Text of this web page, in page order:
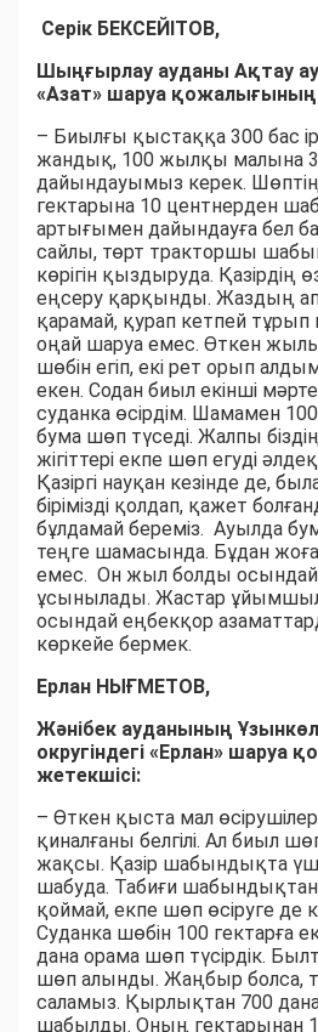
Серік БЕКСЕЙІТОВ,
Шыңғырлау ауданы Ақтау
«Азат» шаруа қожалығының
– Биылғы қыстаққа 300 бас
жандық, 100 жылқы малына
дайындауымыз керек.
гектарына 10 центнерден
артығымен дайындауға бел
сайлы, төрт тракторшы
көрігін қыздыруда. Қазірдің
еңсеру қарқынды. Жаздың
қарамай, қурап кетпей
оңай шаруа емес. Өткен жылы
шөбін егіп, екі рет орып
екен. Содан биыл екінші
суданка өсірдім. Шамамен
бума шөп түседі. Жалпы
жігіттері екпе шөп егуді
Қазіргі науқан кезінде де,
бірімізді қолдап, қажет
бұлдамай береміз. Ауылда
теңге шамасында. Бұдан
емес. Он жыл болды осындай
ұсынылады. Жастар
осындай еңбекқор
көркейе бермек.
Ерлан НЫҒМЕТОВ,
Жәнібек ауданының
округіндегі «Ерлан» шаруа
жетекшісі:
– Өткен қыста мал
қиналғаны белгілі. Ал биыл
жақсы. Қазір шабындықта
шабуда. Табиғи
қоймай, екпе шөп өсіруге де
Суданка шөбін 100 гектарға
дана орама шөп түсірдік.
шөп алынды. Жаңбыр болса,
саламыз. Қырлықтан 700
шабылды. Оның гектарынан